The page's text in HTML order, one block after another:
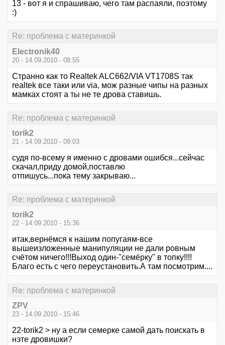
13 - вот я и спрашиваю, чего там распаяли, поэтому
:)
Re: проблема с материнкой
Electronik40
20 - 14.09.2010 - 08:55
Странно как то Realtek ALC662/VIA VT1708S так
realtek все таки или via, мож разные чипы на разных
мамках стоят а ты не те дрова ставишь.
Re: проблема с материнкой
torik2
21 - 14.09.2010 - 09:03
судя по-всему я именно с дровами ошибся...сейчас
скачал,приду домой,поставлю
отпишусь...пока тему закрываю...
Re: проблема с материнкой
torik2
22 - 14.09.2010 - 15:36
итак,вернёмся к нашим попугаям-все
вышеизложенные манипуляции не дали ровным
счётом ничего!!!Выход один-"семёрку" в топку!!!!
Благо есть с чего переустановить.А там посмотрим....
Re: проблема с материнкой
ZPV
23 - 14.09.2010 - 15:46
22-torik2 > ну а если семерке самой дать поискать в
нэте дровишки?